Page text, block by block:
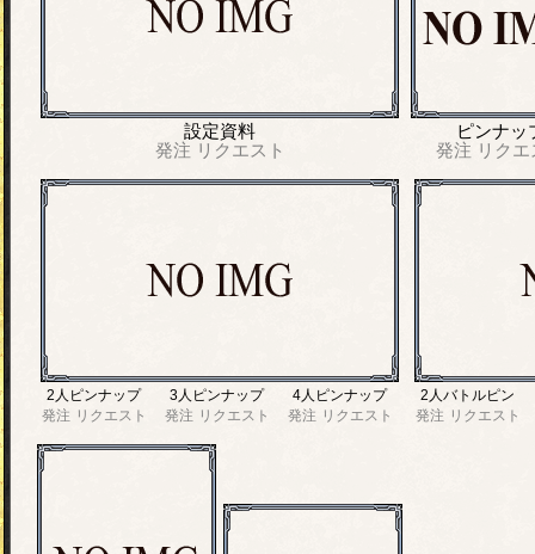
設定資料
発注 リクエスト
ピンナッ
発注 リク
2人ピンナップ
発注 リクエスト
3人ピンナップ
発注 リクエスト
4人ピンナップ
発注 リクエスト
2人バトルピン
発注 リクエスト